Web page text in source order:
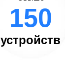
150
устройств